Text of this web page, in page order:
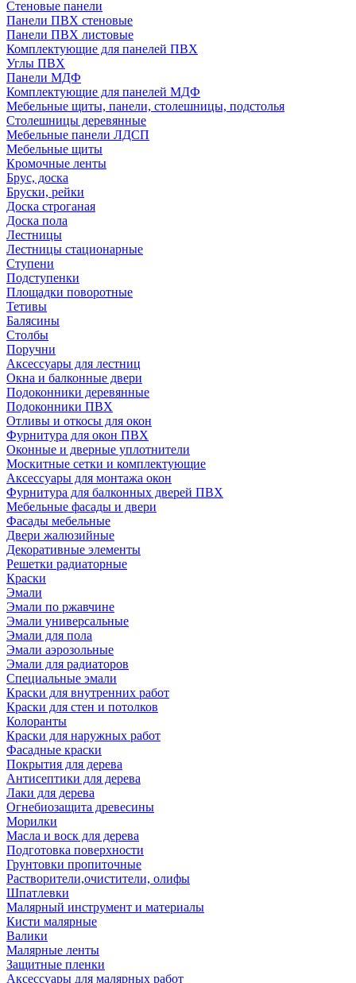
Стеновые панели
Панели ПВХ стеновые
Панели ПВХ листовые
Комплектующие для панелей ПВХ
Углы ПВХ
Панели МДФ
Комплектующие для панелей МДФ
Мебельные щиты, панели, столешницы, подстолья
Столешницы деревянные
Мебельные панели ЛДСП
Мебельные щиты
Кромочные ленты
Брус, доска
Бруски, рейки
Доска строганая
Доска пола
Лестницы
Лестницы стационарные
Ступени
Подступенки
Площадки поворотные
Тетивы
Балясины
Столбы
Поручни
Аксессуары для лестниц
Окна и балконные двери
Подоконники деревянные
Подоконники ПВХ
Отливы и откосы для окон
Фурнитура для окон ПВХ
Оконные и дверные уплотнители
Москитные сетки и комплектующие
Аксессуары для монтажа окон
Фурнитура для балконных дверей ПВХ
Мебельные фасады и двери
Фасады мебельные
Двери жалюзийные
Декоративные элементы
Решетки радиаторные
Краски
Эмали
Эмали по ржавчине
Эмали универсальные
Эмали для пола
Эмали аэрозольные
Эмали для радиаторов
Специальные эмали
Краски для внутренних работ
Краски для стен и потолков
Колоранты
Краски для наружных работ
Фасадные краски
Покрытия для дерева
Антисептики для дерева
Лаки для дерева
Огнебиозащита древесины
Морилки
Масла и воск для дерева
Подготовка поверхности
Грунтовки пропиточные
Растворители,очистители, олифы
Шпатлевки
Малярный инструмент и материалы
Кисти малярные
Валики
Малярные ленты
Защитные пленки
Аксессуары для малярных работ